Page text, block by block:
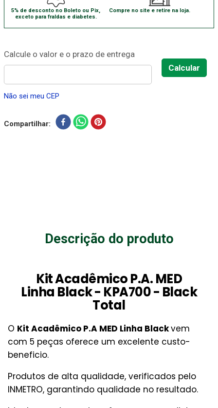
5% de desconto no Boleto ou Pix,
exceto para fraldas e diabetes.
Compre no site e retire na loja.
Não sei meu CEP
Compartilhar
Descrição do produto
Kit Acadêmico P.A. MED
Linha Black - KPA700 - Black
Total
O Kit Acadêmico P.A MED Linha Blackvem
com 5 peças oferece um excelente custo-
beneficio.
Produtos de alta qualidade, verificados pelo
INMETRO, garantindo qualidade no resultado.